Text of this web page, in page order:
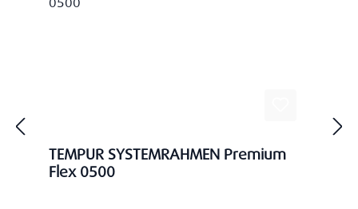
TEMPUR SYSTEMRAHMEN Premium
Flex 0500